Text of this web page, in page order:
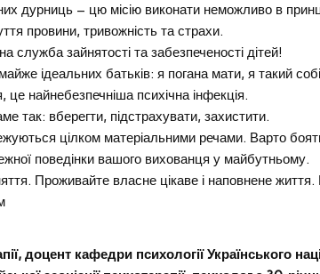
дурниць – цю місію виконати неможливо в
провини, тривожність та страхи.
зайнятості та забезпеченості дітей!
ідеальних батьків: я погана мати, я такий
це найнебезпечніша психічна інфекція.
так: вберегти, підстрахувати, захистити.
цілком матеріальними речами. Варто
поведінки вашого вихованця у майбутньому.
Проживайте власне цікаве і наповнене
доцент кафедри психології Українського